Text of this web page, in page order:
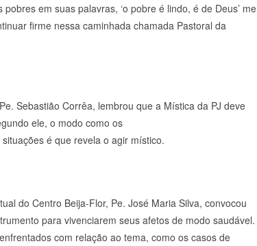
em suas palavras, ‘o pobre é lindo, é de Deus’ me
firme nessa caminhada chamada Pastoral da
Sebastião Corrêa, lembrou que a Mística da PJ deve
ele, o modo como os
é que revela o agir místico.
do Centro Beija-Flor, Pe. José Maria Silva, convocou
para vivenciarem seus afetos de modo saudável.
com relação ao tema, como os casos de